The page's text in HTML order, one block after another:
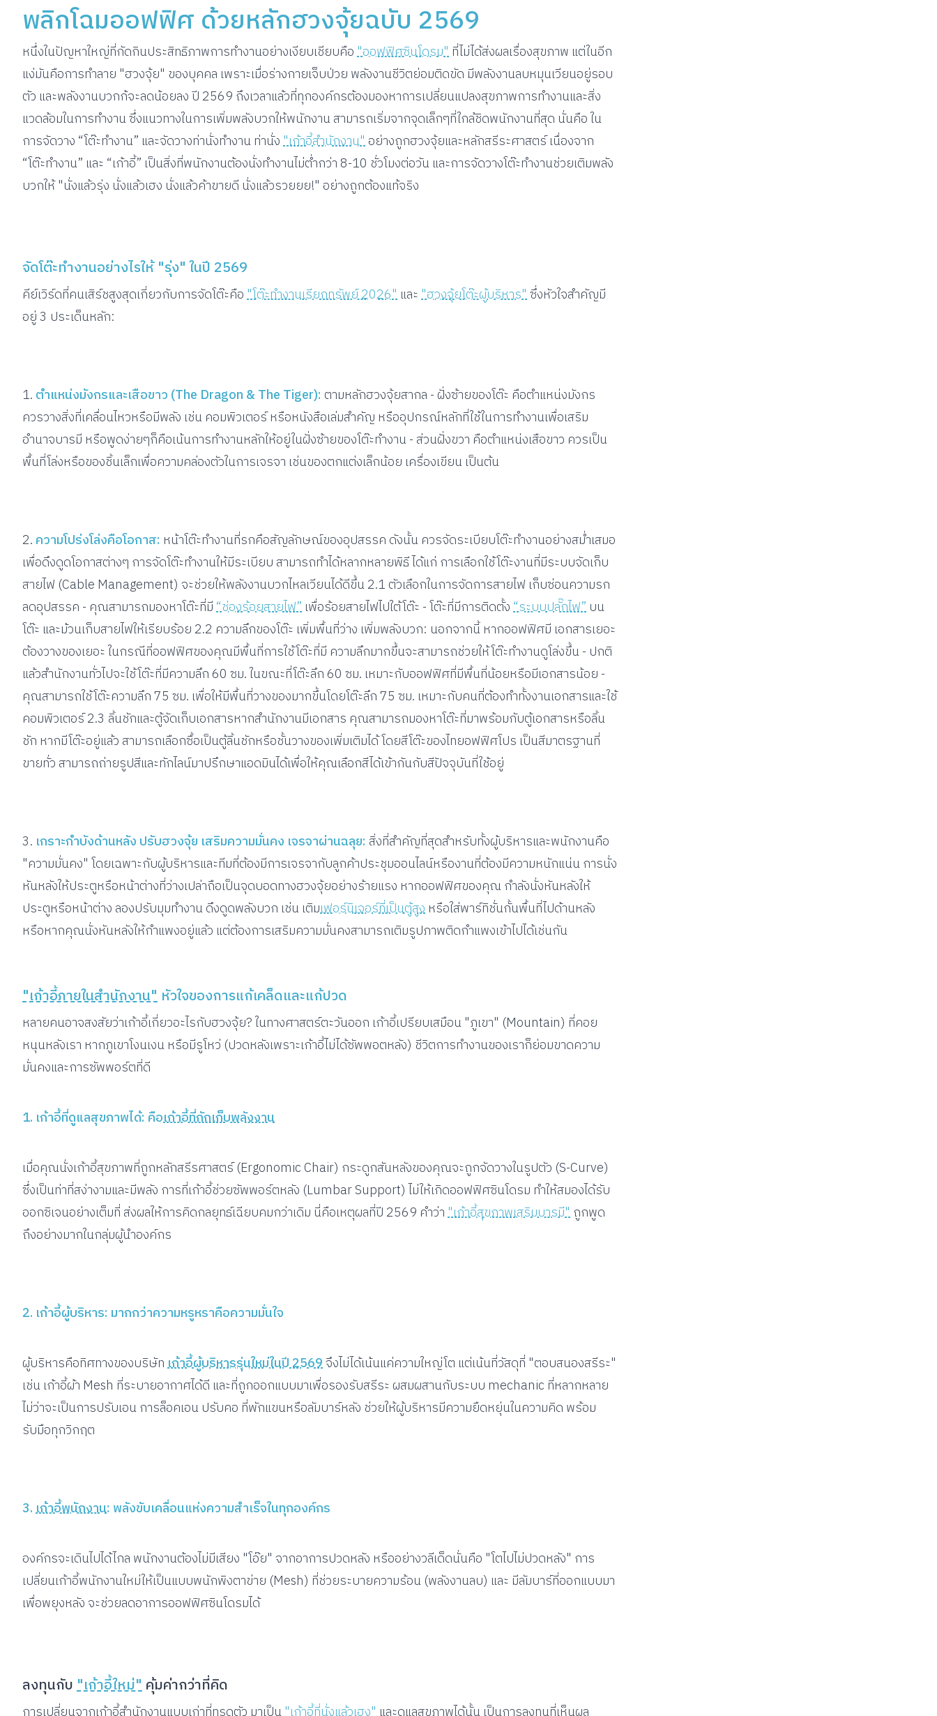
พลิกโฉมออฟฟิศ ด้วยหลักฮวงจุ้ยฉบับ 2569
หนึ่งในปัญหาใหญ่ที่กัดกินประสิทธิภาพการทำงานอย่างเงียบเชียบคือ"ออฟฟิศซินโดรม" ที่ไม่ได้ส่งผลเรื่องสุขภาพ แต่ในอีก
แง่มันคือการทำลาย "ฮวงจุ้ย" ของบุคคล เพราะเมื่อร่างกายเจ็บป่วย พลังงานชีวิตย่อมติดขัด มีพลังงานลบหมุนเวียนอยู่รอบ
ตัว และพลังงานบวกก้จะลดน้อยลง ปี 2569 ถึงเวลาแล้วที่ทุกองค์กรต้องมองหาการเปลี่ยนแปลงสุขภาพการทำงานและสิ่ง
แวดล้อมในการทำงาน ซึ่งแนวทางในการเพิ่มพลังบวกให้พนักงาน สามารถเริ่มจากจุดเล็กๆที่ใกล้ชิดพนักงานที่สุด นั่นคือ ใน
การจัดวาง “โต๊ะทำงาน” และจัดวางท่านั่งทำงาน ท่านั่ง"เก้าอี้สำนักงาน"อย่างถูกฮวงจุ้ยและหลักสรีระศาสตร์ เนื่องจาก
“โต๊ะทำงาน” และ “เก้าอี้” เป็นสิ่งที่พนักงานต้องนั่งทำงานไม่ต่ำกว่า 8-10 ชั่วโมงต่อวัน และการจัดวางโต๊ะทำงานช่วยเติมพลัง
บวกให้ "นั่งแล้วรุ่ง นั่งแล้วเฮง นั่งแล้วค้าขายดี นั่งแล้วรวยยย!" อย่างถูกต้องแท้จริง
จัดโต๊ะทำงานอย่างไรให้ "รุ่ง" ในปี 2569
คีย์เวิร์ดที่คนเสิร์ชสูงสุดเกี่ยวกับการจัดโต๊ะคือ"โต๊ะทำงานเรียกทรัพย์ 2026" และ"ฮวงจุ้ยโต๊ะผู้บริหาร"ซึ่งหัวใจสำคัญมี
อยู่ 3 ประเด็นหลัก:
1. ตำแหน่งมังกรและเสือขาว (The Dragon & The Tiger): ตามหลักฮวงจุ้ยสากล - ฝั่งซ้ายของโต๊ะ คือตำแหน่งมังกร
ควรวางสิ่งที่เคลื่อนไหวหรือมีพลัง เช่น คอมพิวเตอร์ หรือหนังสือเล่มสำคัญ หรืออุปกรณ์หลักที่ใช้ในการทำงานเพื่อเสริม
อำนาจบารมี หรือพูดง่ายๆก็คือเน้นการทำงานหลักให้อยู่ในฝั่งซ้ายของโต๊ะทำงาน - ส่วนฝั่งขวา คือตำแหน่งเสือขาว ควรเป็น
พื้นที่โล่งหรือของชิ้นเล็กเพื่อความคล่องตัวในการเจรจา เช่นของตกแต่งเล็กน้อย เครื่องเขียน เป็นต้น
2. ความโปร่งโล่งคือโอกาส: หน้าโต๊ะทำงานที่รกคือสัญลักษณ์ของอุปสรรค ดังนั้น ควรจัดระเบียบโต๊ะทำงานอย่างสม่ำเสมอ
เพื่อดึงดูดโอกาสต่างๆ การจัดโต๊ะทำงานให้มีระเบียบ สามารถทำได้หลากหลายพิธี ได้แก่ การเลือกใช้โต๊ะงานที่มีระบบจัดเก็บ
สายไฟ (Cable Management) จะช่วยให้พลังงานบวกไหลเวียนได้ดีขึ้น 2.1 ตัวเลือกในการจัดการสายไฟ เก็บซ่อนความรก
ลดอุปสรรค - คุณสามารถมองหาโต๊ะที่มี“ช่องร้อยสายไฟ” เพื่อร้อยสายไฟไปใต้โต๊ะ - โต๊ะที่มีการติดตั้ง“ระบบปลั๊กไฟ” บน
โต๊ะ และม้วนเก็บสายไฟให้เรียบร้อย 2.2 ความลึกของโต๊ะ เพิ่มพื้นที่ว่าง เพิ่มพลังบวก: นอกจากนี้ หากออฟฟิศมี เอกสารเยอะ
ต้องวางของเยอะ ในกรณีที่ออฟฟิศของคุณมีพื้นที่การใช้โต๊ะที่มี ความลึกมากขึ้นจะสามารถช่วยให้โต๊ะทำงานดูโล่งขึ้น - ปกติ
แล้วสำนักงานทั่วไปจะใช้โต๊ะที่มีความลึก 60 ซม. ในขณะที่โต๊ะลึก 60 ซม. เหมาะกับออฟฟิศที่มีพื้นที่น้อยหรือมีเอกสารน้อย -
คุณสามารถใช้โต๊ะความลึก 75 ซม. เพื่อให้มีพื้นที่วางของมากขึ้นโดยโต๊ะลึก 75 ซม. เหมาะกับคนที่ต้องทำทั้งงานเอกสารและใช้
คอมพิวเตอร์ 2.3 ลิ้นชักและตู้จัดเก็บเอกสารหากสำนักงานมีเอกสาร คุณสามารถมองหาโต๊ะที่มาพร้อมกับตู้เอกสารหรือลิ้น
ชัก หากมีโต๊ะอยู่แล้ว สามารถเลือกซื้อเป็นตู้ลิ้นชักหรือชั้นวางของเพิ่มเติมได้ โดยสีโต๊ะของไทยอฟฟิศโปร เป็นสีมาตรฐานที่
ขายทั่ว สามารถถ่ายรูปสีและทักไลน์มาปรึกษาแอดมินได้เพื่อให้คุณเลือกสีได้เข้ากันกับสีปัจจุบันที่ใช้อยู่
3. เกราะกำบังด้านหลัง ปรับฮวงจุ้ย เสริมความมั่นคง เจรจาผ่านฉลุย: สิ่งที่สำคัญที่สุดสำหรับทั้งผู้บริหารและพนักงานคือ
"ความมั่นคง" โดยเฉพาะกับผู้บริหารและทีมที่ต้องมีการเจรจากับลูกค้าประชุมออนไลน์หรืองานที่ต้องมีความหนักแน่น การนั่ง
หันหลังให้ประตูหรือหน้าต่างที่ว่างเปล่าถือเป็นจุดบอดทางฮวงจุ้ยอย่างร้ายแรง หากออฟฟิศของคุณ กำลังนั่งหันหลังให้
ประตูหรือหน้าต่าง ลองปรับมุมทำงาน ดึงดูดพลังบวก เช่น เติมเฟอร์นิเจอร์ที่เป็นตู้สูง หรือใส่พาร์ทิชั่นกั้นพื้นที่ไปด้านหลัง
หรือหากคุณนั่งหันหลังให้กำแพงอยู่แล้ว แต่ต้องการเสริมความมั่นคงสามารถเติมรูปภาพติดกำแพงเข้าไปได้เช่นกัน
"เก้าอี้ภายในสำนักงาน" หัวใจของการแก้เคล็ดและแก้ปวด
หลายคนอาจสงสัยว่าเก้าอี้เกี่ยวอะไรกับฮวงจุ้ย? ในทางศาสตร์ตะวันออก เก้าอี้เปรียบเสมือน "ภูเขา" (Mountain) ที่คอย
หนุนหลังเรา หากภูเขาโงนเงน หรือมีรูโหว่ (ปวดหลังเพราะเก้าอี้ไม่ได้ซัพพอตหลัง) ชีวิตการทำงานของเราก็ย่อมขาดความ
มั่นคงและการซัพพอร์ตที่ดี
1. เก้าอี้ที่ดูแลสุขภาพได้: คือเก้าอี้ที่กักเก็บพลังงาน
เมื่อคุณนั่งเก้าอี้สุขภาพที่ถูกหลักสรีรศาสตร์ (Ergonomic Chair) กระดูกสันหลังของคุณจะถูกจัดวางในรูปตัว (S-Curve)
ซึ่งเป็นท่าที่สง่างามและมีพลัง การที่เก้าอี้ช่วยซัพพอร์ตหลัง (Lumbar Support) ไม่ให้เกิดออฟฟิศซินโดรม ทำให้สมองได้รับ
ออกซิเจนอย่างเต็มที่ ส่งผลให้การคิดกลยุทธ์เฉียบคมกว่าเดิม นี่คือเหตุผลที่ปี 2569 คำว่า"เก้าอี้สุขภาพเสริมบารมี"ถูกพูด
ถึงอย่างมากในกลุ่มผู้นำองค์กร
2. เก้าอี้ผู้บริหาร: มากกว่าความหรูหราคือความมั่นใจ
ผู้บริหารคือทิศทางของบริษัทเก้าอี้ผู้บริหารรุ่นใหม่ในปี 2569จึงไม่ได้เน้นแค่ความใหญ่โต แต่เน้นที่วัสดุที่ "ตอบสนองสรีระ"
เช่น เก้าอี้ผ้า Mesh ที่ระบายอากาศได้ดี และที่ถูกออกแบบมาเพื่อรองรับสรีระ ผสมผสานกับระบบ mechanic ที่หลากหลาย
ไม่ว่าจะเป็นการปรับเอน การล็อคเอน ปรับคอ ที่พักแขนหรือลัมบาร์หลัง ช่วยให้ผู้บริหารมีความยืดหยุ่นในความคิด พร้อม
รับมือทุกวิกฤต
3.เก้าอี้พนักงาน: พลังขับเคลื่อนแห่งความสำเร็จในทุกองค์กร
องค์กรจะเดินไปได้ไกล พนักงานต้องไม่มีเสียง "โอ๊ย" จากอาการปวดหลัง หรืออย่างวลีเด็ดนั่นคือ "โตไปไม่ปวดหลัง" การ
เปลี่ยนเก้าอี้พนักงานใหม่ให้เป็นแบบพนักพิงตาข่าย (Mesh) ที่ช่วยระบายความร้อน (พลังงานลบ) และ มีลัมบาร์ที่ออกแบบมา
เพื่อพยุงหลัง จะช่วยลดอาการออฟฟิศซินโดรมได้
ลงทุนกับ"เก้าอี้ใหม่"คุ้มค่ากว่าที่คิด